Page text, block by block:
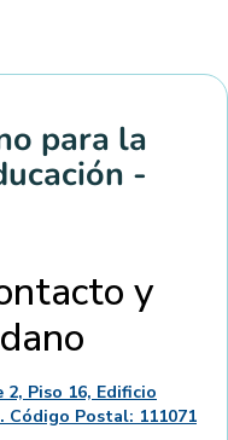
para la
-
y
Piso 16, Edificio
Código Postal: 111071